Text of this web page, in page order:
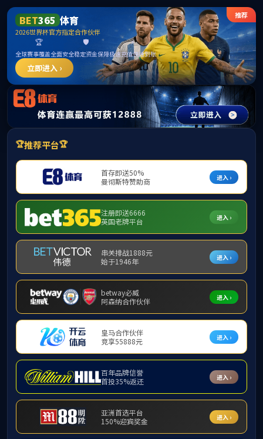
yl8cc永利 - yl8cc永利线路检测中心
网络应用认证